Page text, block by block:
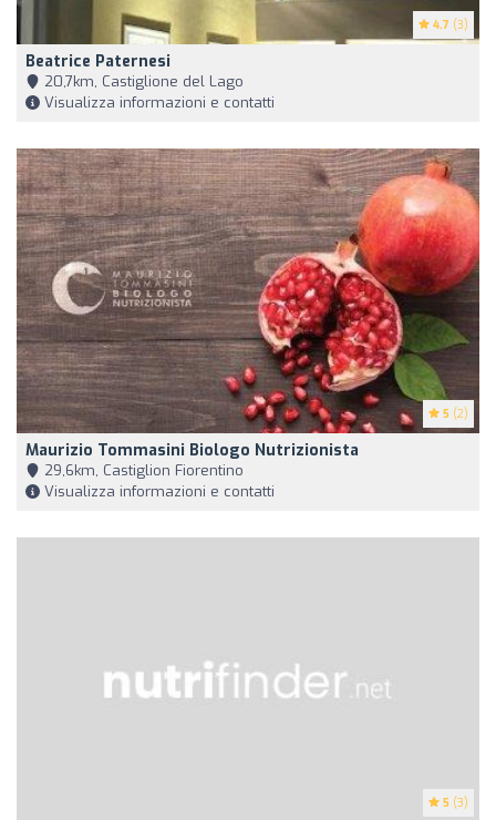
4.7 (3)
Beatrice Paternesi
20,7km, Castiglione del Lago
Visualizza informazioni e contatti
5 (2)
Maurizio Tommasini Biologo Nutrizionista
29,6km, Castiglion Fiorentino
Visualizza informazioni e contatti
5 (3)